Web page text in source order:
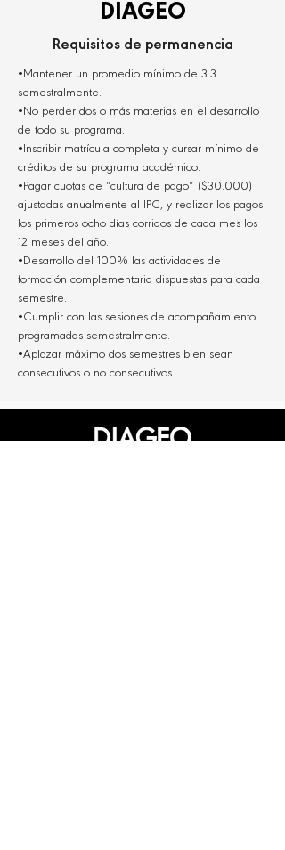
DIAGEO
Requisitos de permanencia
•Mantener un promedio mínimo de 3.3
semestralmente.
•No perder dos o más materias en el desarrollo
de todo su programa.
•Inscribir matrícula completa y cursar mínimo de
créditos de su programa académico.
•Pagar cuotas de “cultura de pago” ($30.000)
ajustadas anualmente al IPC, y realizar los pagos
los primeros ocho días corridos de cada mes los
12 meses del año.
•Desarrollo del 100% las actividades de
formación complementaria dispuestas para cada
semestre.
•Cumplir con las sesiones de acompañamiento
programadas semestralmente.
•Aplazar máximo dos semestres bien sean
consecutivos o no consecutivos.